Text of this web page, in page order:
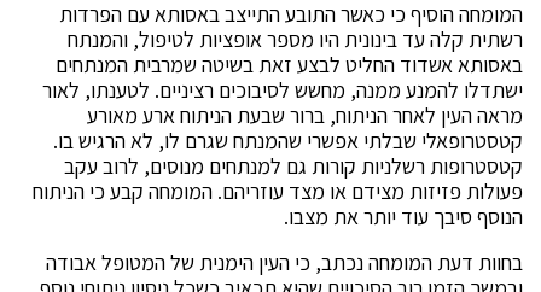
המומחה הוסיף כי כאשר התובע התייצב באסותא עם הפרדות
רשתית קלה עד בינונית היו מספר אופציות לטיפול, והמנתח
באסותא אשדוד החליט לבצע זאת בשיטה שמרבית המנתחים
ישתדלו להמנע ממנה, מחשש לסיבוכים רציניים. לטענתו, לאור
מראה העין לאחר הניתוח, ברור שבעת הניתוח ארע מאורע
קטסטרופאלי שבלתי אפשרי שהמנתח שגרם לו, לא הרגיש בו.
קטסטרופות רשלניות קורות גם למנתחים מנוסים, לרוב עקב
פעולות פזיזות מצידם או מצד עוזריהם. המומחה קבע כי הניתוח
הנוסף סיבך עוד יותר את מצבו.
בחוות דעת המומחה נכתב, כי העין הימנית של המטופל אבודה